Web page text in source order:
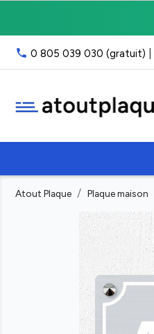
relais,
franco
email
phone 0 805 039 030 (gratuit)
Atout Plaque Plaque maison